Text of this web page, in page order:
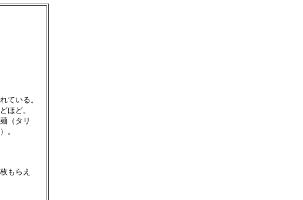
ている。
ほど。
（タリ
。
もらえ